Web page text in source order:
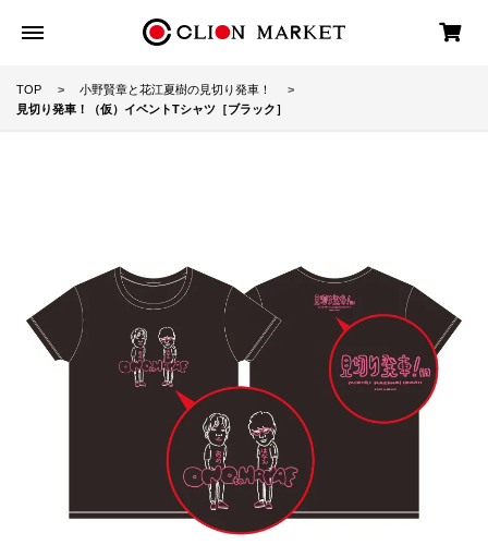
TOP
小野賢章と花江夏樹の見切り発車！
見切り発車！（仮）イベントTシャツ［ブラック］